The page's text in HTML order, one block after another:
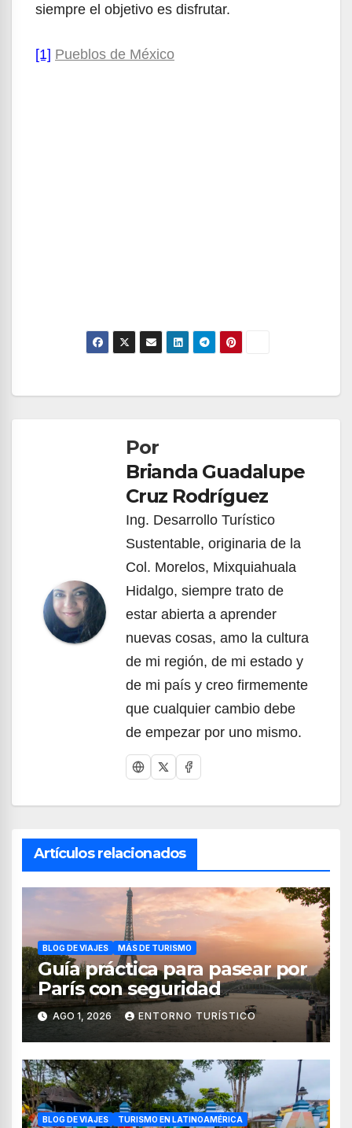
siempre el objetivo es disfrutar.
[1] Pueblos de México
Navegación
entradasPor
Brianda Guadalupe
Cruz Rodríguez
Ing. Desarrollo Turístico
Sustentable, originaria de la
Col. Morelos, Mixquiahuala
Hidalgo, siempre trato de
estar abierta a aprender
nuevas cosas, amo la cultura
de mi región, de mi estado y
de mi país y creo firmemente
que cualquier cambio debe
de empezar por uno mismo.
Artículos relacionados
BLOG DE VIAJES MÁS DE TURISMO
Guía práctica para pasear por
París con seguridad
AGO 1, 2026 ENTORNO TURÍSTICO
BLOG DE VIAJES TURISMO EN LATINOAMÉRICA